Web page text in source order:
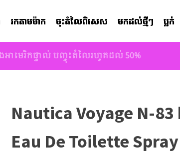
រកតាមម៉ាក ចុះតំលៃពិសេស មកដល់ថ្មីៗ ប្លក់
ាមេរិកផ្ទាល់ បញ្ចុះតំលៃរហូតដល់ 50%
Nautica Voyage N-
Eau De Toilette